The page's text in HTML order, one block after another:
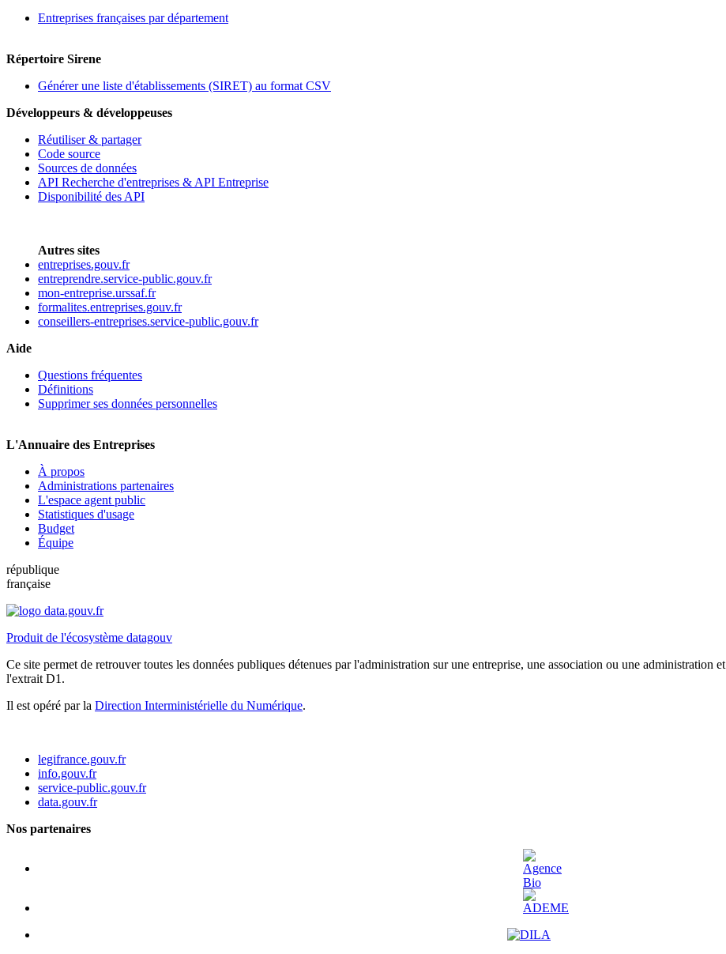
Entreprises françaises par département
Répertoire Sirene
Générer une liste d'établissements (SIRET) au format CSV
Développeurs & développeuses
Réutiliser & partager
Code source
Sources de données
API Recherche d'entreprises & API Entreprise
Disponibilité des API
Autres sites
entreprises.gouv.fr
entreprendre.service-public.gouv.fr
mon-entreprise.urssaf.fr
formalites.entreprises.gouv.fr
conseillers-entreprises.service-public.gouv.fr
Aide
Questions fréquentes
Définitions
Supprimer ses données personnelles
L'Annuaire des Entreprises
À propos
Administrations partenaires
L'espace agent public
Statistiques d'usage
Budget
Équipe
république
française
Produit de l'écosystème datagouv
Ce site permet de retrouver toutes les données publiques détenues par l'administration sur une entreprise, une association ou une administration et
l'extrait D1.
Il est opéré par la Direction Interministérielle du Numérique.
legifrance.gouv.fr
info.gouv.fr
service-public.gouv.fr
data.gouv.fr
Nos partenaires